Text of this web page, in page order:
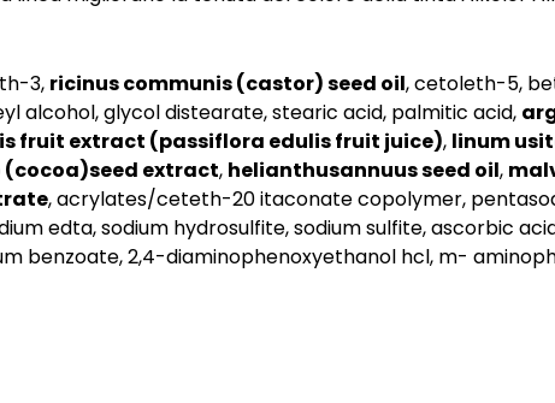
3, ricinus communis (castor) seed oil, cetoleth-5,
alcohol, glycol distearate, stearic acid, palmitic acid,
fruit extract (passiflora edulis fruit juice), linum
extract, helianthusannuus seed oil,
, acrylates/ceteth-20 itaconate copolymer,
edta, sodium hydrosulfite, sodium sulfite, ascorbic
benzoate, 2,4-diaminophenoxyethanol hcl, m-